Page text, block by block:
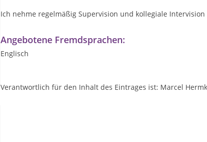
Ich nehme regelmäßig Supervision und kollegiale
Angebotene Fremdsprachen:
Englisch
Verantwortlich für den Inhalt des Eintrages ist: Marcel